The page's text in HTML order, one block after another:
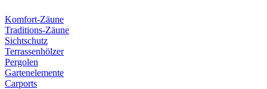
Komfort-Zäune
Traditions-Zäune
Sichtschutz
Terrassenhölzer
Pergolen
Gartenelemente
Carports